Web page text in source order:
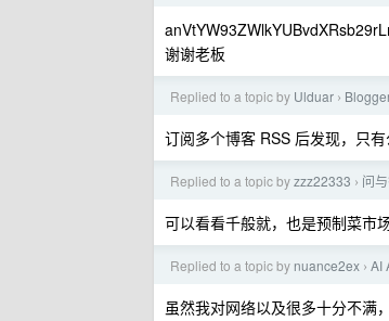
谢谢老板
Replied to a topic by Ulduar ›
订阅多个博客 RSS 后发现，只
Replied to a topic byzzz22333 › 问
可以看看千般就，也是预制菜市
Replied to a topic by nuance2ex › AI
虽然我对网络以及很多十分不满